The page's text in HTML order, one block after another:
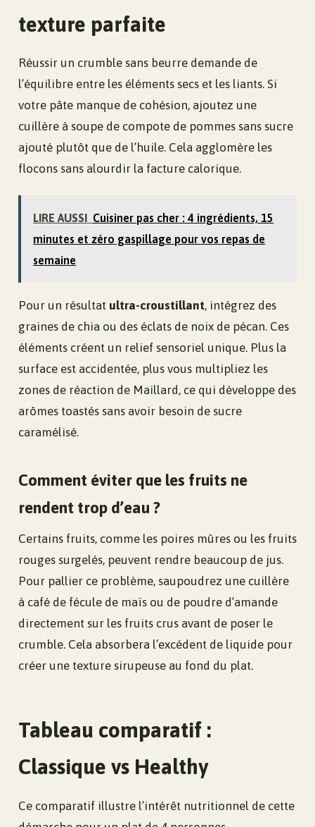
texture parfaite
Réussir un crumble sans beurre demande de
l’équilibre entre les éléments secs et les liants. Si
votre pâte manque de cohésion, ajoutez une
cuillère à soupe de compote de pommes sans sucre
ajouté plutôt que de l’huile. Cela agglomère les
flocons sans alourdir la facture calorique.
LIRE AUSSI Cuisiner pas cher : 4 ingrédients, 15
minutes et zéro gaspillage pour vos repas de
semaine
Pour un résultat ultra-croustillant, intégrez des
graines de chia ou des éclats de noix de pécan. Ces
éléments créent un relief sensoriel unique. Plus la
surface est accidentée, plus vous multipliez les
zones de réaction de Maillard, ce qui développe des
arômes toastés sans avoir besoin de sucre
caramélisé.
Comment éviter que les fruits ne
rendent trop d’eau ?
Certains fruits, comme les poires mûres ou les fruits
rouges surgelés, peuvent rendre beaucoup de jus.
Pour pallier ce problème, saupoudrez une cuillère
à café de fécule de maïs ou de poudre d’amande
directement sur les fruits crus avant de poser le
crumble. Cela absorbera l’excédent de liquide pour
créer une texture sirupeuse au fond du plat.
Tableau comparatif :
Classique vs Healthy
Ce comparatif illustre l’intérêt nutritionnel de cette